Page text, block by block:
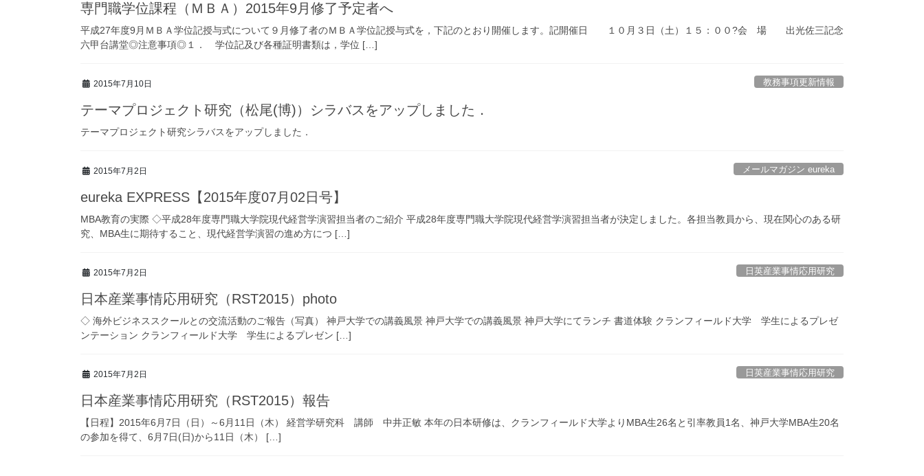
専門職学位課程（ＭＢＡ）2015年9月修了予定者へ
平成27年度9月ＭＢＡ学位記授与式について９月修了者のＭＢＡ学位記授与式を，下記のとおり開催します。記開催日 １０月３日（土）１５：００?会 場 出光佐三記念
六甲台講堂◎注意事項◎１． 学位記及び各種証明書類は，学位 […]
2015年7月10日 教務事項更新情報
テーマプロジェクト研究（松尾(博)）シラバスをアップしました．
テーマプロジェクト研究シラバスをアップしました．
2015年7月2日 メールマガジン eureka
eureka EXPRESS【2015年度07月02日号】
MBA教育の実際 ◇平成28年度専門職大学院現代経営学演習担当者のご紹介 平成28年度専門職大学院現代経営学演習担当者が決定しました。各担当教員から、現在関心のある研
究、MBA生に期待すること、現代経営学演習の進め方につ […]
2015年7月2日 日英産業事情応用研究
日本産業事情応用研究（RST2015）photo
◇ 海外ビジネススクールとの交流活動のご報告（写真） 神戸大学での講義風景 神戸大学での講義風景 神戸大学にてランチ 書道体験 クランフィールド大学 学生によるプレゼ
ンテーション クランフィールド大学 学生によるプレゼン […]
2015年7月2日 日英産業事情応用研究
日本産業事情応用研究（RST2015）報告
【日程】2015年6月7日（日）～6月11日（木） 経営学研究科 講師 中井正敏 本年の日本研修は、クランフィールド大学よりMBA生26名と引率教員1名、神戸大学MBA生20名
の参加を得て、6月7日(日)から11日（木） […]